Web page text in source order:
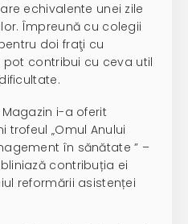
echivalente unei zile
Împreună cu colegii
doi fraţi cu
pot contribui cu ceva util
Magazin i-a oferit
trofeul „Omul Anului
în sănătate ” –
contribuția ei
reformării asistenței